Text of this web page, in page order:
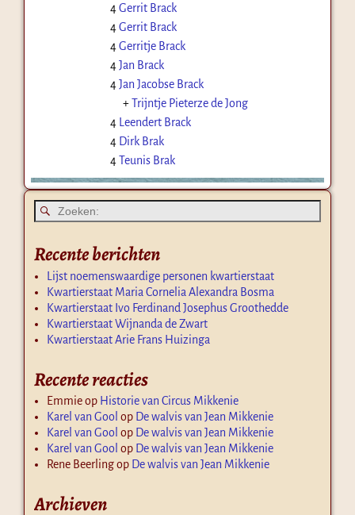
4Gerrit Brack
4Gerrit Brack
4Gerritje Brack
4Jan Brack
4Jan Jacobse Brack
+Trijntje Pieterze de Jong
4 Leendert Brack
4 Dirk Brak
4Teunis Brak
Recente berichten
Lijst noemenswaardige personen kwartierstaat
Kwartierstaat Maria Cornelia Alexandra Bosma
Kwartierstaat Ivo Ferdinand Josephus Groothedde
Kwartierstaat Wijnanda de Zwart
Kwartierstaat Arie Frans Huizinga
Recente reacties
Emmieop Historie van Circus Mikkenie
Karel van Gool op De walvis van Jean Mikkenie
Karel van Gool op De walvis van Jean Mikkenie
Karel van Gool op De walvis van Jean Mikkenie
Rene Beerlingop De walvis van Jean Mikkenie
Archieven